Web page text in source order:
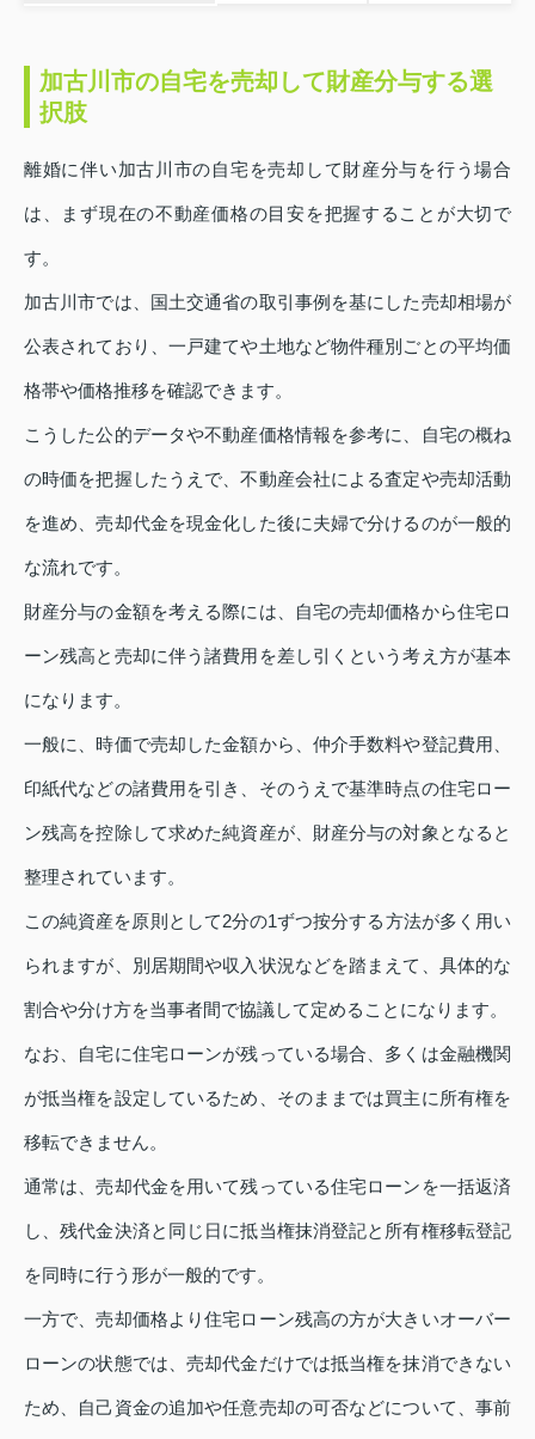
加古川市の自宅を売却して財産分与する選
択肢
離婚に伴い加古川市の自宅を売却して財産分与を行う場合
は、まず現在の不動産価格の目安を把握することが大切で
す。
加古川市では、国土交通省の取引事例を基にした売却相場が
公表されており、一戸建てや土地など物件種別ごとの平均価
格帯や価格推移を確認できます。
こうした公的データや不動産価格情報を参考に、自宅の概ね
の時価を把握したうえで、不動産会社による査定や売却活動
を進め、売却代金を現金化した後に夫婦で分けるのが一般的
な流れです。
財産分与の金額を考える際には、自宅の売却価格から住宅ロ
ーン残高と売却に伴う諸費用を差し引くという考え方が基本
になります。
一般に、時価で売却した金額から、仲介手数料や登記費用、
印紙代などの諸費用を引き、そのうえで基準時点の住宅ロー
ン残高を控除して求めた純資産が、財産分与の対象となると
整理されています。
この純資産を原則として2分の1ずつ按分する方法が多く用い
られますが、別居期間や収入状況などを踏まえて、具体的な
割合や分け方を当事者間で協議して定めることになります。
なお、自宅に住宅ローンが残っている場合、多くは金融機関
が抵当権を設定しているため、そのままでは買主に所有権を
移転できません。
通常は、売却代金を用いて残っている住宅ローンを一括返済
し、残代金決済と同じ日に抵当権抹消登記と所有権移転登記
を同時に行う形が一般的です。
一方で、売却価格より住宅ローン残高の方が大きいオーバー
ローンの状態では、売却代金だけでは抵当権を抹消できない
ため、自己資金の追加や任意売却の可否などについて、事前